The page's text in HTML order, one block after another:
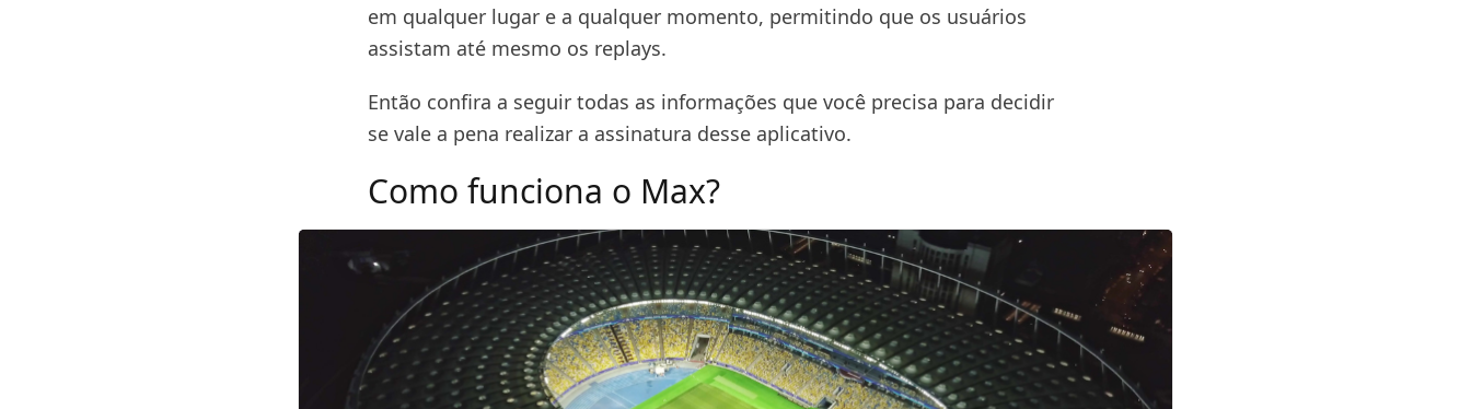
em qualquer lugar e a qualquer momento, permitindo que os usuários
assistam até mesmo os replays.
Então confira a seguir todas as informações que você precisa para decidir
se vale a pena realizar a assinatura desse aplicativo.
Como funciona o Max?